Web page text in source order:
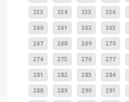
253 254 255 256
260 261 262 263
267 268 269 270
274 275 276 277
281 282 283 284
288 289 290 291